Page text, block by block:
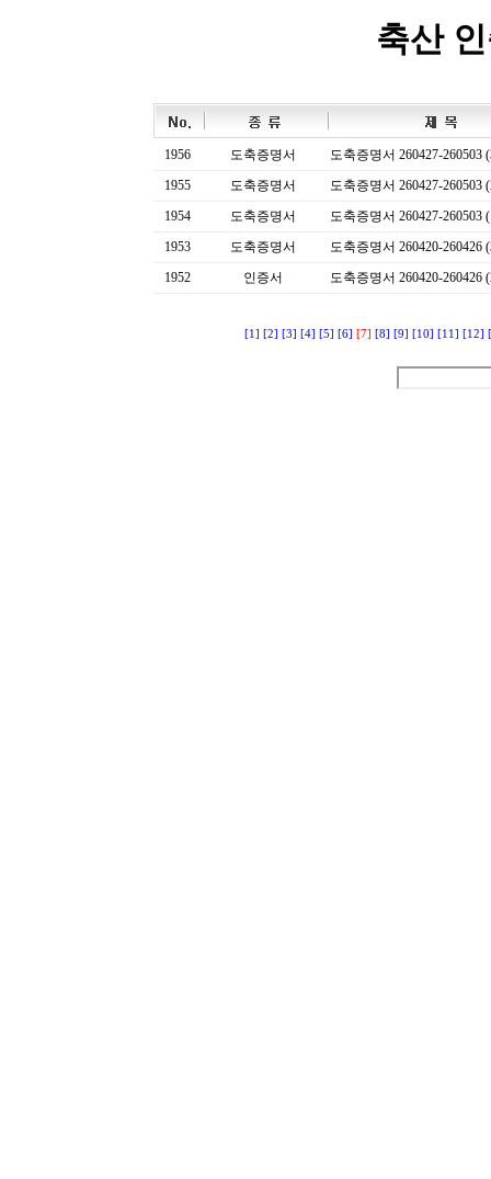
축산
1956 도축증명서
도축증명서 260427-260503
1955
도축증명서
도축증명서 260427-260503
1954
도축증명서
도축증명서 260427-260503
1953
도축증명서
도축증명서 260420-260426
1952
인증서 도축증명서 260420-260426
[1] [2] [3] [4] [5] [6] [7] [8] [9] [10] [11] [12]